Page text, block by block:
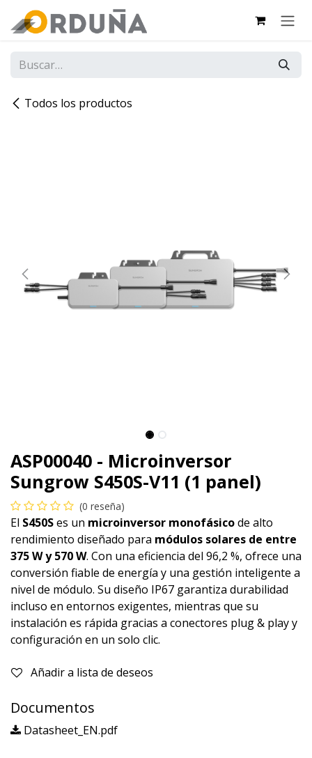
Todos los productos
ASP00040 - Microinversor
Sungrow S450S-V11 (1 panel)
(0 reseña)
El S450Ses un microinversor monofásicode alto
rendimiento diseñado para módulos solares de entre
375 W y 570 W. Con una eficiencia del 96,2 %, ofrece una
conversión fiable de energía y una gestión inteligente a
nivel de módulo. Su diseño IP67 garantiza durabilidad
incluso en entornos exigentes, mientras que su
instalación es rápida gracias a conectores plug & play y
configuración en un solo clic.
Añadir a lista de deseos
Documentos
Datasheet_EN.pdf